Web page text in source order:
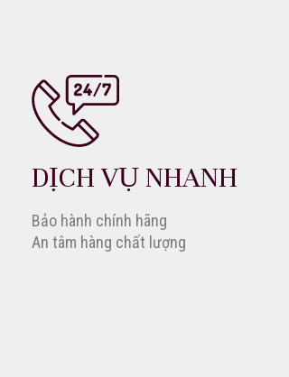
DỊCH VỤ NHANH
Bảo hành chính hãng
An tâm hàng chất lượng